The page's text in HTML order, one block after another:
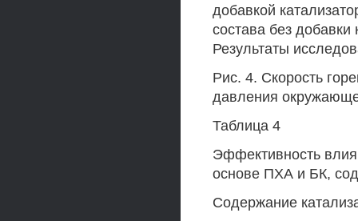
добавкой
состава без
Результаты
Рис. 4. Скорость
давления
Таблица 4
Эффективность
основе ПХА и БК,
Содержание